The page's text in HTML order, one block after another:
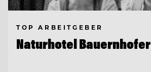
TOP ARBEITGEBER
Naturhotel Bauernhofer